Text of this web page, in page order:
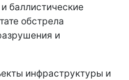
баллистические
обстрела
и
инфраструктуры и